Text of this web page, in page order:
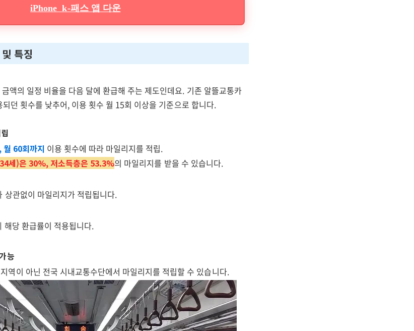
iPhone k-패스 앱 다운
특징
액의 일정 비율을 다음 달에 환급해 주는 제도인데요. 기존 알뜰교통카
던 횟수를 낮추어, 이용 횟수 월 15회 이상을 기준으로 합니다.
월 60회까지 이용 횟수에 따라 마일리지를 적립.
세)은 30%, 저소득층은 53.3%의 마일리지를 받을 수 있습니다.
상관없이 마일리지가 적립됩니다.
해당 환급률이 적용됩니다.
능
역이 아닌 전국 시내교통수단에서 마일리지를 적립할 수 있습니다.